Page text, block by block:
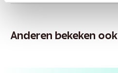
Anderen bekeken ook